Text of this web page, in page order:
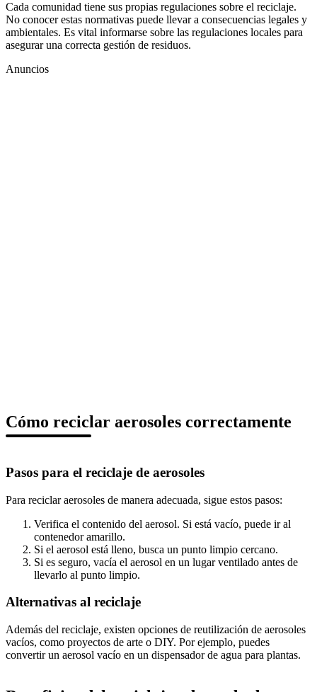
Cada comunidad tiene sus propias regulaciones sobre el reciclaje.
No conocer estas normativas puede llevar a consecuencias legales y
ambientales. Es vital informarse sobre las regulaciones locales para
asegurar una correcta gestión de residuos.
Anuncios
Cómo reciclar aerosoles correctamente
Pasos para el reciclaje de aerosoles
Para reciclar aerosoles de manera adecuada, sigue estos pasos:
Verifica el contenido del aerosol. Si está vacío, puede ir al
contenedor amarillo.
Si el aerosol está lleno, busca un punto limpio cercano.
Si es seguro, vacía el aerosol en un lugar ventilado antes de
llevarlo al punto limpio.
Alternativas al reciclaje
Además del reciclaje, existen opciones de reutilización de aerosoles
vacíos, como proyectos de arte o DIY. Por ejemplo, puedes
convertir un aerosol vacío en un dispensador de agua para plantas.